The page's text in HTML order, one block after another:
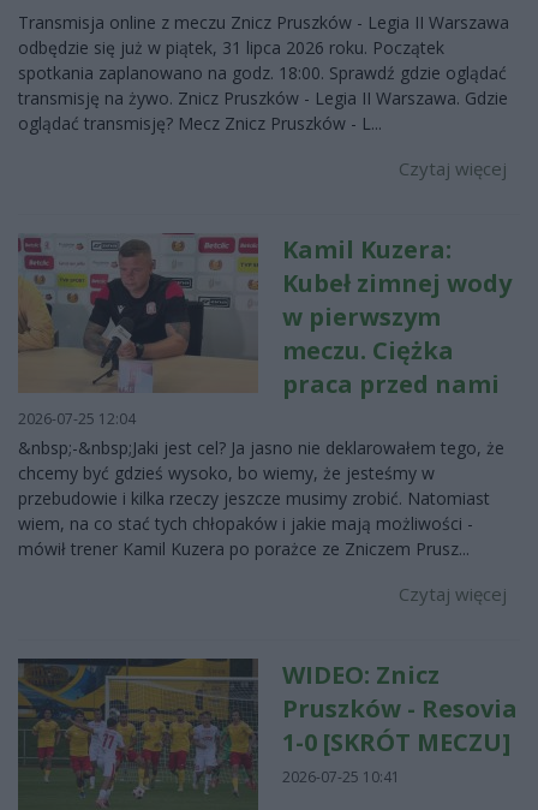
Transmisja online z meczu Znicz Pruszków - Legia II Warszawa
odbędzie się już w piątek, 31 lipca 2026 roku. Początek
spotkania zaplanowano na godz. 18:00. Sprawdź gdzie oglądać
transmisję na żywo. Znicz Pruszków - Legia II Warszawa. Gdzie
oglądać transmisję? Mecz Znicz Pruszków - L...
Czytaj więcej
Kamil Kuzera:
Kubeł zimnej wody
w pierwszym
meczu. Ciężka
praca przed nami
2026-07-25 12:04
&nbsp;-&nbsp;Jaki jest cel? Ja jasno nie deklarowałem tego, że
chcemy być gdzieś wysoko, bo wiemy, że jesteśmy w
przebudowie i kilka rzeczy jeszcze musimy zrobić. Natomiast
wiem, na co stać tych chłopaków i jakie mają możliwości -
mówił trener Kamil Kuzera po porażce ze Zniczem Prusz...
Czytaj więcej
WIDEO: Znicz
Pruszków - Resovia
1-0 [SKRÓT MECZU]
2026-07-25 10:41